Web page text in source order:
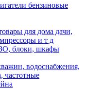
бензиновые
для дома дачи,
и т д
блоки, шкафы
водоснабжения,
частотные